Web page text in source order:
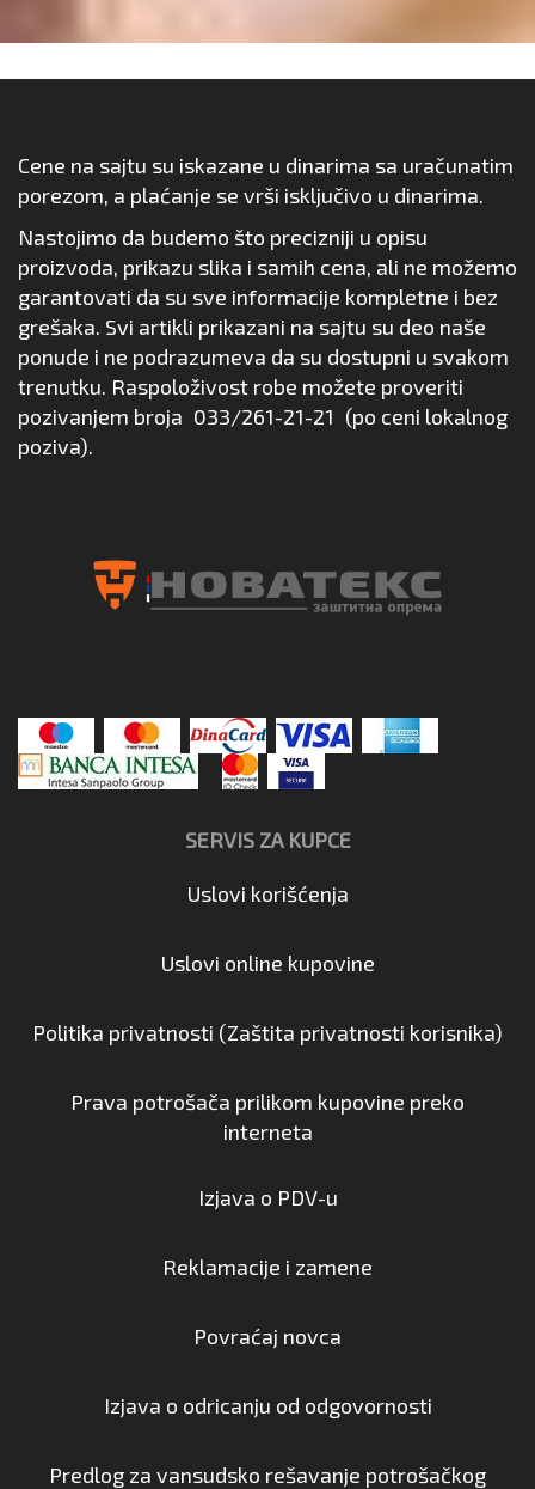
Cene na sajtu su iskazane u dinarima sa uračunatim
porezom, a plaćanje se vrši isključivo u dinarima.
Nastojimo da budemo što precizniji u opisu
proizvoda, prikazu slika i samih cena, ali ne možemo
garantovati da su sve informacije kompletne i bez
grešaka. Svi artikli prikazani na sajtu su deo naše
ponude i ne podrazumeva da su dostupni u svakom
trenutku. Raspoloživost robe možete proveriti
pozivanjem broja 033/261-21-21 (po ceni lokalnog
poziva).
SERVIS ZA KUPCE
Uslovi korišćenja
Uslovi online kupovine
Politika privatnosti (Zaštita privatnosti korisnika)
Prava potrošača prilikom kupovine preko
interneta
Izjava o PDV-u
Reklamacije i zamene
Povraćaj novca
Izjava o odricanju od odgovornosti
Predlog za vansudsko rešavanje potrošačkog